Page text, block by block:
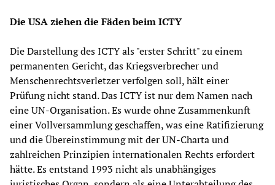
Die USA ziehen die Fäden beim ICTY
Die Darstellung des ICTY als "erster Schritt" zu einem
permanenten Gericht, das Kriegsverbrecher und
Menschenrechtsverletzer verfolgen soll, hält einer
Prüfung nicht stand. Das ICTY ist nur dem Namen nach
eine UN-Organisation. Es wurde ohne Zusammenkunft
einer Vollversammlung geschaffen, was eine Ratifizierung
und die Übereinstimmung mit der UN-Charta und
zahlreichen Prinzipien internationalen Rechts erfordert
hätte. Es entstand 1993 nicht als unabhängiges